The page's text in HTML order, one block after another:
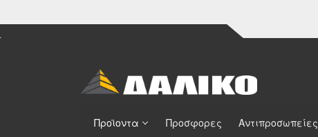
Προϊοντα Προσφορες Αντιπροσωπείες